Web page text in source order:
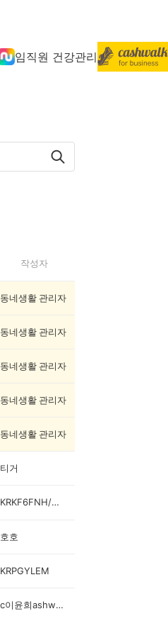
임직원 건강관리
작성자
동네생활 관리자
동네생활 관리자
동네생활 관리자
동네생활 관리자
동네생활 관리자
티거
KRKF6FNH/김정희
호호
KRPGYLEM
c이윤희ashwalker